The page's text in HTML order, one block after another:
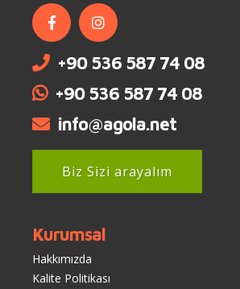
+90 536 587 74 08
+90 536 587 74 08
info@agola.net
Biz Sizi arayalım
Kurumsal
Hakkımızda
Kalite Politikası